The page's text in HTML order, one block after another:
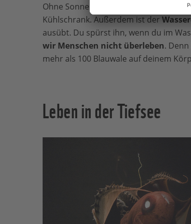
Ohne Sonne wachsen keine Pflanzen,
Kühlschrank. Außerdem ist der
ausübt. Du spürst ihn, wenn du im
wir Menschen nicht überleben.
mehr als 100 Blauwale auf deinem
Leben in der Tiefsee